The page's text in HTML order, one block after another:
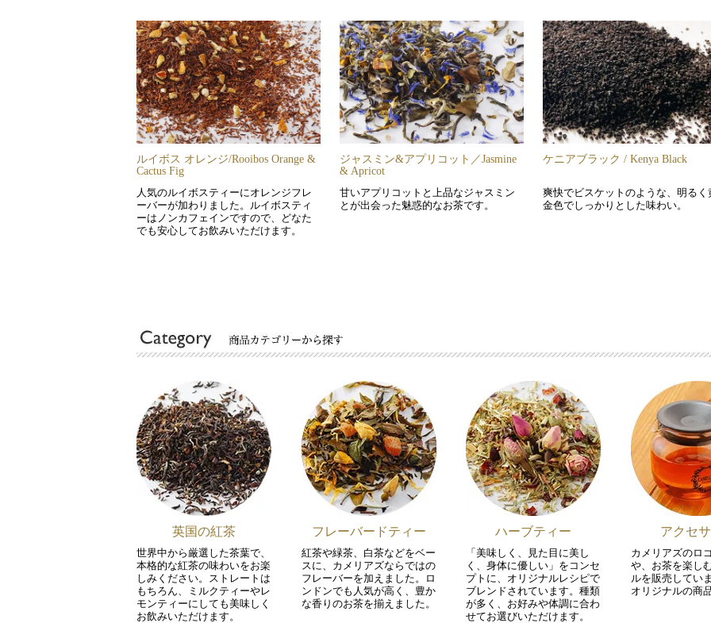
ルイボス オレンジ/Rooibos Orange &
Cactus Fig
人気のルイボスティーにオレンジフレ
ーバーが加わりました。ルイボスティ
ーはノンカフェインですので、どなた
でも安心してお飲みいただけます。
ジャスミン&アプリコット／Jasmine
& Apricot
甘いアプリコットと上品なジャスミン
とが出会った魅惑的なお茶です。
ケニアブラック / Kenya Black
爽快でビスケットのような、明るく
金色でしっかりとした味わい。
英国の紅茶
世界中から厳選した茶葉で、
本格的な紅茶の味わいをお楽
しみください。ストレートは
もちろん、ミルクティーやレ
モンティーにしても美味しく
お飲みいただけます。
フレーバードティー
紅茶や緑茶、白茶などをベー
スに、カメリアズならではの
フレーバーを加えました。ロ
ンドンでも人気が高く、豊か
な香りのお茶を揃えました。
ハーブティー
「美味しく、見た目に美し
く、身体に優しい」をコンセ
プトに、オリジナルレシピで
ブレンドされています。種類
が多く、お好みや体調に合わ
せてお選びいただけます。
アクセ
カメリアズのロ
や、お茶を楽し
ルを販売してい
オリジナルの商